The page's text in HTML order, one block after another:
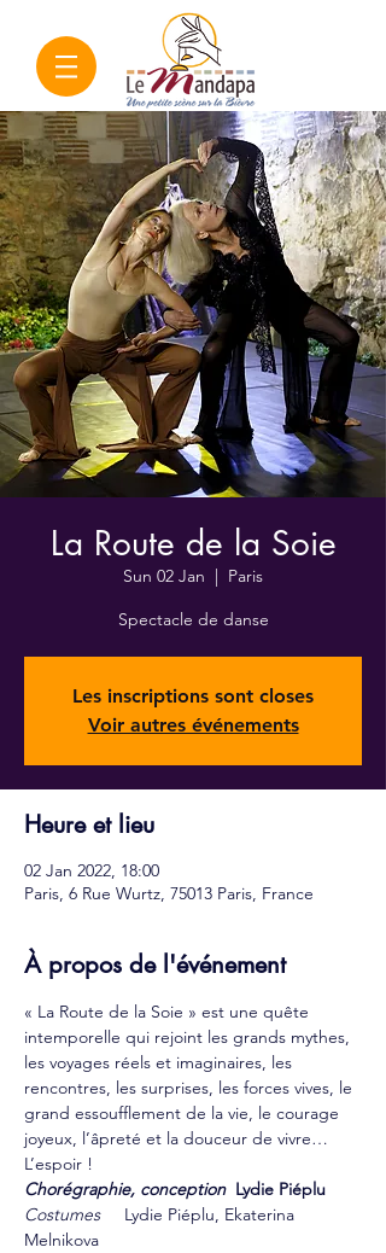
La Route de la Soie
Sun 02 Jan
  |
Paris
Spectacle de danse
Les inscriptions sont closes
Voir autres événements
Heure et lieu
02 Jan 2022, 18:00
Paris, 6 Rue Wurtz, 75013 Paris, France
À propos de l'événement
« La Route de la Soie » est une quête
intemporelle qui rejoint les grands mythes,
les voyages réels et imaginaires, les
rencontres, les surprises, les forces vives, le
grand essoufflement de la vie, le courage
joyeux, l’âpreté et la douceur de vivre…
L’espoir !
Chorégraphie, conception Lydie Piéplu
Costumes Lydie Piéplu, Ekaterina
Melnikova